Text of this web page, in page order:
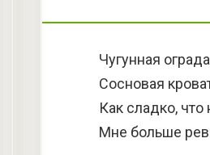
Чугунная
Сосновая
Как сладко, что
Мне больше